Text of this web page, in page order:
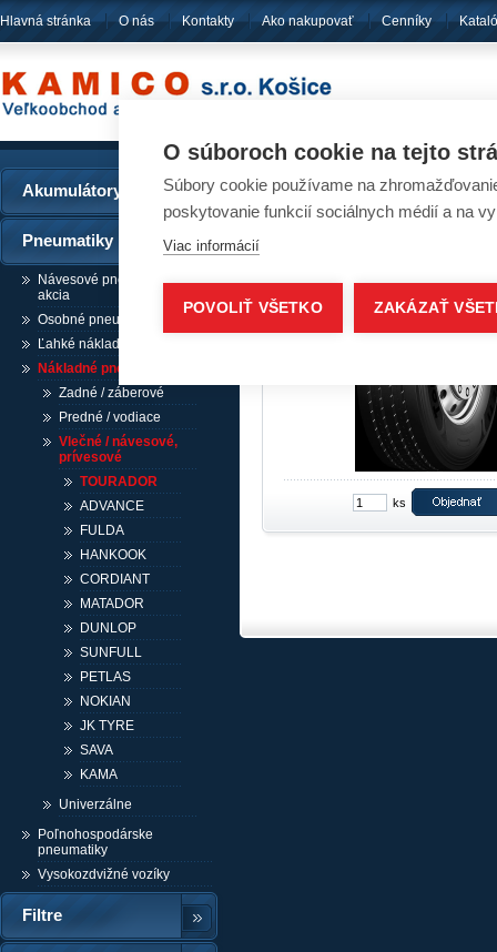
Hlavná stránka O nás Kontakty Ako nakupovať Cenníky
Akumulátory
Pneumatiky
Návesové pneumatiky /
akcia
Osobné pneumatiky
Ľahké nákladné pneumatiky
Nákladné pneumatiky
Zadné / záberové
Predné / vodiace
Vlečné / návesové,
prívesové
TOURADOR
ADVANCE
FULDA
HANKOOK
CORDIANT
MATADOR
DUNLOP
SUNFULL
PETLAS
NOKIAN
JK TYRE
SAVA
KAMA
Univerzálne
Poľnohospodárske
pneumatiky
Vysokozdvižné vozíky
Filtre
Pneumatiky -
ks
O súboroch cookie na tejto
Súbory cookie používame na
poskytovanie funkcií sociálnych médií a na
Viac informácií
POVOLIŤ VŠETKO ZAKÁZAŤ